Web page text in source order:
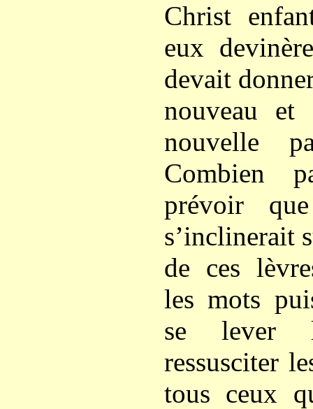
Christ
eux
devait
nouveau et
nouvelle
Combien
prévoir
s’inclinerait
de ces
les mots
se lever
ressusciter
tous ceux